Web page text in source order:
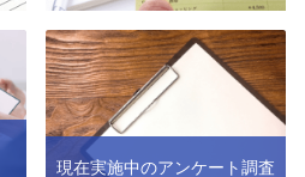
現在実施中のアンケート調査